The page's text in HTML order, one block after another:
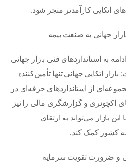
اتکایی کارآمدتر منجر شود.
جهانی به صنعت بیمه
به استانداردهای فنی بازار جهانی
اتکایی جهانی تنها تأمین‌کننده
از استانداردهای حرفه‌ای در
اکچوئری و گزارشگری مالی را نیز
این بازار می‌تواند به ارتقای
کشور کمک کند.
و ضرورت تقویت سرمایه